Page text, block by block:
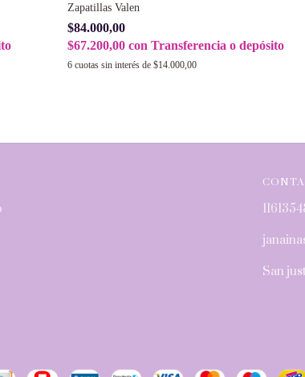
Zapatillas Valen
$84.000,00
$67.200,00 con Transferencia o depósito
6 cuotas sin interés de $14.000,00
San